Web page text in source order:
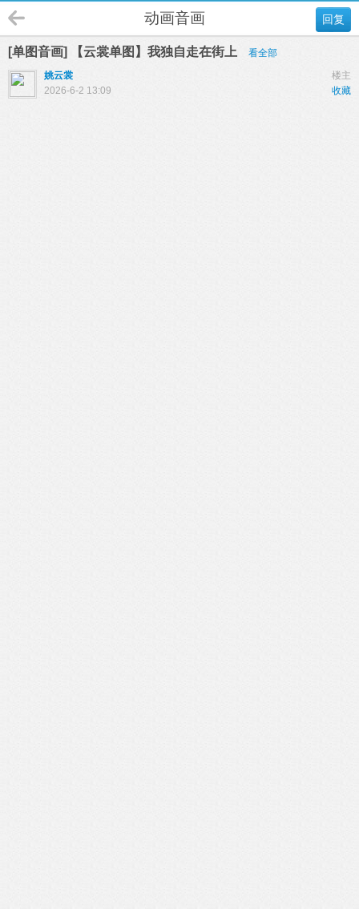
回复
动画音画
[单图音画] 【云裳单图】我独自走在街上
看全部
楼主
姚云裳
收藏
2026-6-2 13:09